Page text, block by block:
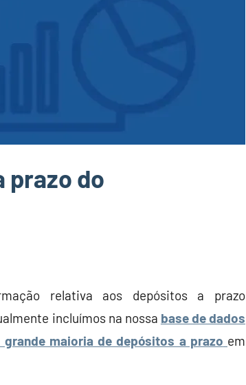
prazo do
relativa aos depósitos a prazo
incluímos na nossa base de dados
maioria de depósitos a prazo em